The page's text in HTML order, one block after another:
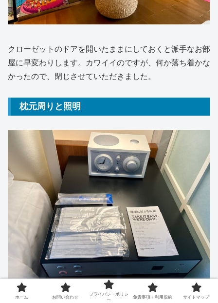
クローゼットのドアを開いたままにしておくと派手なお部
屋に早変わりします。カワイイのですが、何か落ち着かな
かったので、閉じさせていただきました。
枕元周りと照明
ホーム お問い合わせ
プライバシーポリシ
ー
免責事項・利用規約 サイトマップ